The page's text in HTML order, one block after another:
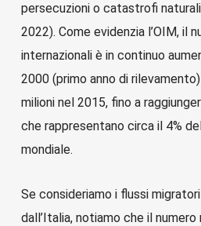
persecuzioni o catastrofi
2022). Come evidenzia l’OIM, il
internazionali è in continuo
2000 (primo anno di
milioni nel 2015, fino a
che rappresentano circa il 4%
mondiale.
Se consideriamo i flussi
dall’Italia, notiamo che il